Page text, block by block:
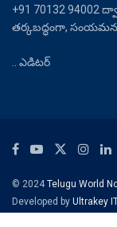
+91 70132
తర్కబద్ధంగా,
.. ఎడిటర్
© 2024Telugu World
Developed by Ultrakey